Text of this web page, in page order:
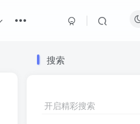
搜索
开启精彩搜索